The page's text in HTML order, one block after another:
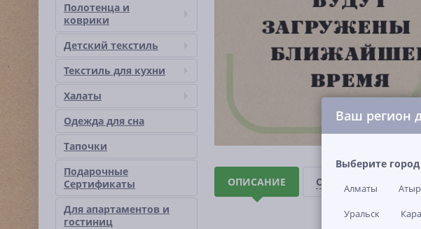
Полотенца и
коврики
Детский текстиль
Текстиль для кухни
Халаты
Одежда для сна
Тапочки
Подарочные
Сертификаты
Для апартаментов и
гостиниц
ОПИСАНИЕ ОТЗЫВЫ И ВОПРОСЫ
Ваш регион
Выберите
Алматы
Уральск